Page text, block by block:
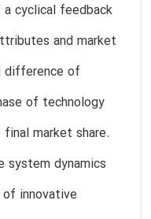
cyclical feedback
and market
difference of
of technology
market share.
system dynamics
innovative